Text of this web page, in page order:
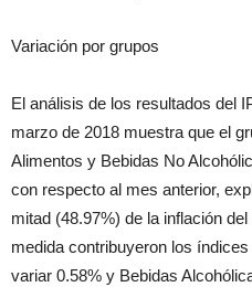
Variación por grupos
El análisis de los resultados del
marzo de 2018 muestra que el
Alimentos y Bebidas No
con respecto al mes anterior,
mitad (48.97%) de la inflación
medida contribuyeron los
variar 0.58% y Bebidas